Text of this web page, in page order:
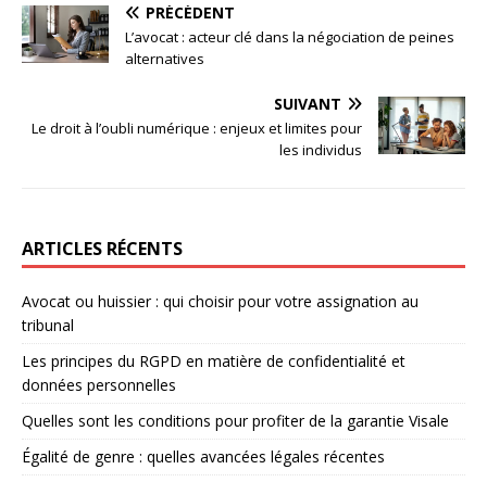
PRÉCÉDENT
L’avocat : acteur clé dans la négociation de peines
alternatives
SUIVANT
Le droit à l’oubli numérique : enjeux et limites pour
les individus
ARTICLES RÉCENTS
Avocat ou huissier : qui choisir pour votre assignation au
tribunal
Les principes du RGPD en matière de confidentialité et
données personnelles
Quelles sont les conditions pour profiter de la garantie Visale
Égalité de genre : quelles avancées légales récentes